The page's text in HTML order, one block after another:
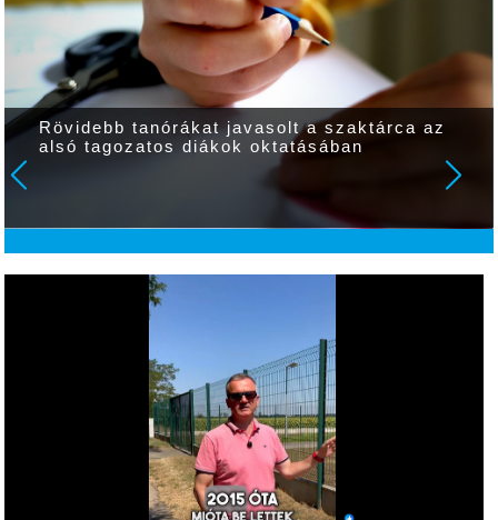
Rövidebb tanórákat javasolt a szaktárca az
alsó tagozatos diákok oktatásában